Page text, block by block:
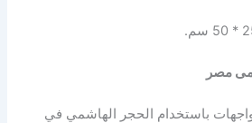
مصر
باستخدام الحجر الهاشمي في